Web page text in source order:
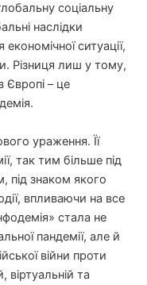
соціальну
наслідки
ситуації,
Різниця лиш у тому,
Європі – це
ураження. Її
так тим більше під
під знаком якого
впливаючи на все
стала не
пандемії, але й
війни проти
віртуальній та